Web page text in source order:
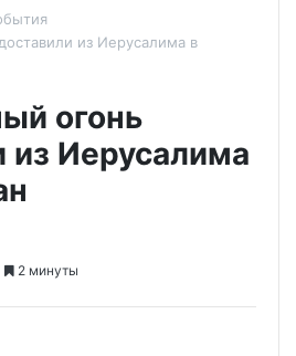
из Иерусалима в
огонь
из Иерусалима
2 минуты